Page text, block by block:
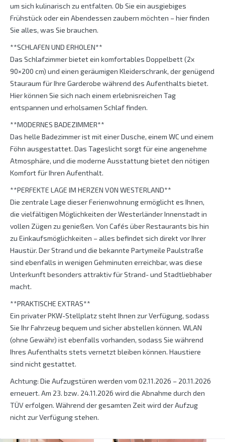
um sich kulinarisch zu entfalten. Ob Sie ein ausgiebiges
Frühstück oder ein Abendessen zaubern möchten – hier finden
Sie alles, was Sie brauchen.
**SCHLAFEN UND ERHOLEN**
Das Schlafzimmer bietet ein komfortables Doppelbett (2x
90×200 cm) und einen geräumigen Kleiderschrank, der genügend
Stauraum für Ihre Garderobe während des Aufenthalts bietet.
Hier können Sie sich nach einem erlebnisreichen Tag
entspannen und erholsamen Schlaf finden.
**MODERNES BADEZIMMER**
Das helle Badezimmer ist mit einer Dusche, einem WC und einem
Föhn ausgestattet. Das Tageslicht sorgt für eine angenehme
Atmosphäre, und die moderne Ausstattung bietet den nötigen
Komfort für Ihren Aufenthalt.
**PERFEKTE LAGE IM HERZEN VON WESTERLAND**
Die zentrale Lage dieser Ferienwohnung ermöglicht es Ihnen,
die vielfältigen Möglichkeiten der Westerländer Innenstadt in
vollen Zügen zu genießen. Von Cafés über Restaurants bis hin
zu Einkaufsmöglichkeiten – alles befindet sich direkt vor Ihrer
Haustür. Der Strand und die bekannte Partymeile Paulstraße
sind ebenfalls in wenigen Gehminuten erreichbar, was diese
Unterkunft besonders attraktiv für Strand- und Stadtliebhaber
macht.
**PRAKTISCHE EXTRAS**
Ein privater PKW-Stellplatz steht Ihnen zur Verfügung, sodass
Sie Ihr Fahrzeug bequem und sicher abstellen können. WLAN
(ohne Gewähr) ist ebenfalls vorhanden, sodass Sie während
Ihres Aufenthalts stets vernetzt bleiben können. Haustiere
sind nicht gestattet.
Achtung: Die Aufzugstüren werden vom 02.11.2026 – 20.11.2026
erneuert. Am 23. bzw. 24.11.2026 wird die Abnahme durch den
TÜV erfolgen. Während der gesamten Zeit wird der Aufzug
nicht zur Verfügung stehen.